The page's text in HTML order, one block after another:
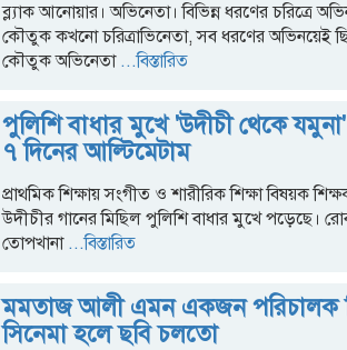
ব্ল্যাক আনোয়ার। অভিনেতা। বিভিন্ন ধরণের চরিত্রে
কৌতুক কখনো চরিত্রাভিনেতা, সব ধরণের অভিনয়েই
কৌতুক অভিনেতা...বিস্তারিত
পুলিশি বাধার মুখে 'উদীচী থেকে
৭ দিনের আল্টিমেটাম
প্রাথমিক শিক্ষায় সংগীত ও শারীরিক শিক্ষা বিষয়ক
উদীচীর গানের মিছিল পুলিশি বাধার মুখে পড়েছে।
তোপখানা...বিস্তারিত
মমতাজ আলী এমন একজন পরিচালক
সিনেমা হলে ছবি চলতো